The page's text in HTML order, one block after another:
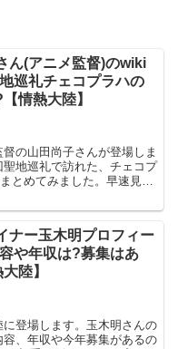
ん(アニメ監督)のwiki
巡礼チェコプラハの
情熱大陸】
の山田尚子さんが登場しま
地巡礼で訪れた、チェコプ
とめてみました。早速見て
ナー玉木明プロフィー
や年収は?募集はあ
陸】
登場します。玉木明さんの
、年収や今年募集があるの